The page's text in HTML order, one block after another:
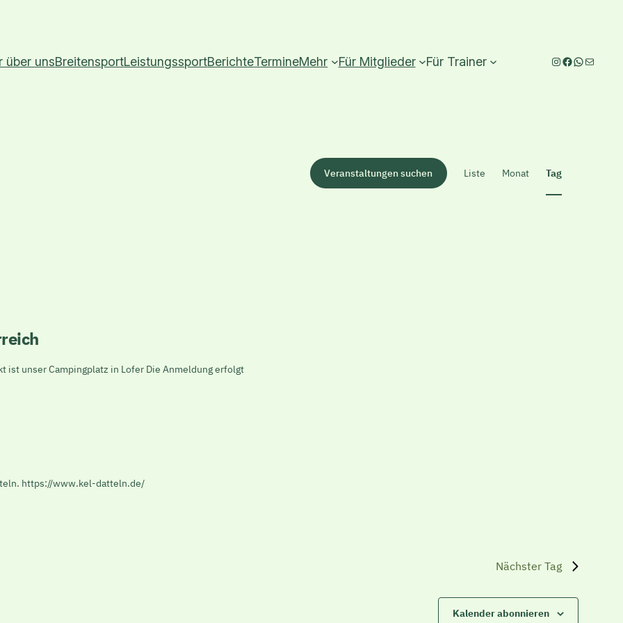
über unsBreitensportLeistungssportBerichteTermineMehr Für Mitglieder Für Trainer Instagram
Facebook
E-Mail
Veranstaltungen suchen Liste Monat Tag
ist unser Campingplatz in Lofer Die Anmeldung erfolgt
https://www.kel-datteln.de/
Nächster Tag
Kalender abonnieren